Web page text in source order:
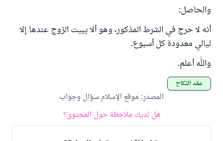
والحاصل:
أنه لا حرج في الشرط المذكور، وهو ألا يبيت الزوج عندها إلا
ليالي معدودة كل أسبوع.
والله أعلم.
عقد النكاح
المصدر: موقع الإسلام سؤال وجواب
هل لديك ملاحظة حول المحتوى؟